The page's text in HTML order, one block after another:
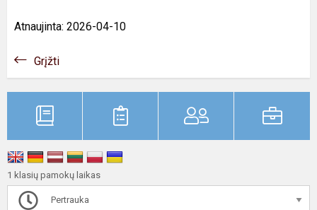
Atnaujinta: 2026-04-10
Grįžti
1 klasių pamokų laikas
Pertrauka